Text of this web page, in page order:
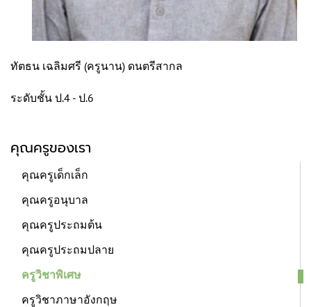
ทัตธน เฉลิมศรี (ครูนาน) ดนตรีสากล
ระดับชั้น ป.4 - ป.6
คุณครูของเรา
คุณครูเด็กเล็ก
คุณครูอนุบาล
คุณครูประถมต้น
คุณครูประถมปลาย
ครูวิชาพิเศษ
ครูวิชาภาษาอังกฤษ